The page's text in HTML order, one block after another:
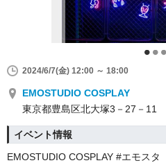
2024/6/7(金) 12:00 ～ 18:00
EMOSTUDIO COSPLAY
東京都豊島区北大塚3－27－11
イベント情報
EMOSTUDIO COSPLAY #エモスタ